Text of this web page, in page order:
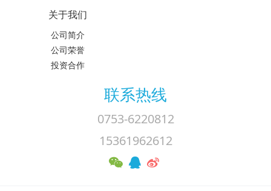
关于我们
公司简介
公司荣誉
投资合作
联系热线
0753-6220812
15361962612